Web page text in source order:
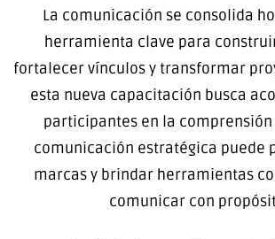
La comunicación se consolida
herramienta clave para
fortalecer vínculos y transformar
esta nueva capacitación busca
participantes en la comprensión
comunicación estratégica puede
marcas y brindar herramientas
comunicar con